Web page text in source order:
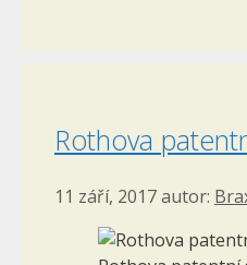
Rothova
11 září, 2017autor: